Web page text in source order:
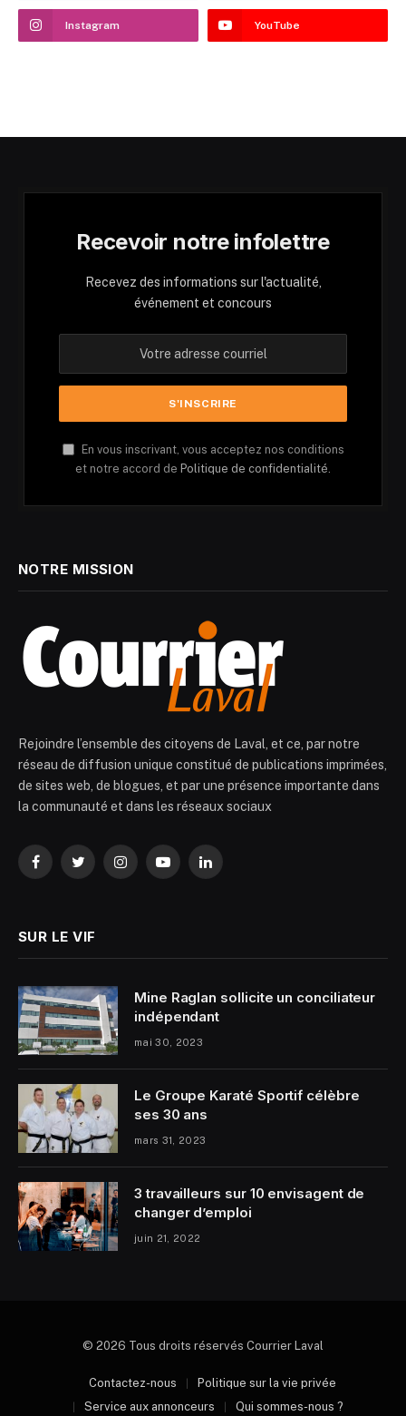
Instagram YouTube
Recevoir notre infolettre
Recevez des informations sur l'actualité,
événement et concours
En vous inscrivant, vous acceptez nos conditions
et notre accord de Politique de confidentialité.
NOTRE MISSION
Rejoindre l’ensemble des citoyens de Laval, et ce, par notre
réseau de diffusion unique constitué de publications imprimées,
de sites web, de blogues, et par une présence importante dans
la communauté et dans les réseaux sociaux
FacebookTwitterInstagramYouTubeLinkedIn
SUR LE VIF
Mine Raglan sollicite un conciliateur
indépendant
mai 30, 2023
Le Groupe Karaté Sportif célèbre
ses 30 ans
mars 31, 2023
3 travailleurs sur 10 envisagent de
changer d’emploi
juin 21, 2022
© 2026 Tous droits réservés Courrier Laval
Contactez-nous
Politique sur la vie privée
Service aux annonceurs
Qui sommes-nous ?